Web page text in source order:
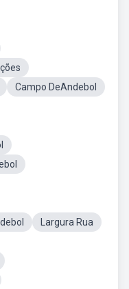
Campo DeAndebol
Largura Rua